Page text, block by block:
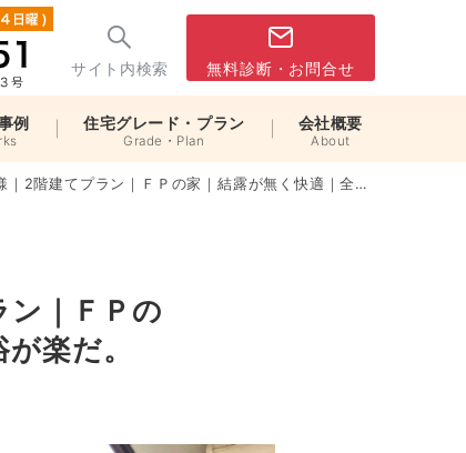
サイト内検索 無料診断・お問合せ
例 住宅グレード・プラン
Grade・Plan
会社概要
About
ＦＰの家｜結露が無く快適｜全室の温度がほぼ均一で冬の入浴が楽だ。
ン｜ＦＰの
楽だ。